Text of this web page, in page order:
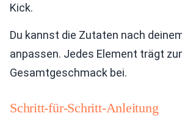
Kick.
Du kannst die Zutaten nach
anpassen. Jedes Element trägt
Gesamtgeschmack bei.
Schritt-für-Schritt-Anleitung